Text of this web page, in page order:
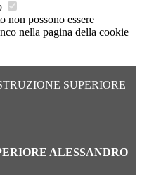
non possono essere
nella pagina della cookie
SUPERIORE
ALESSANDRO